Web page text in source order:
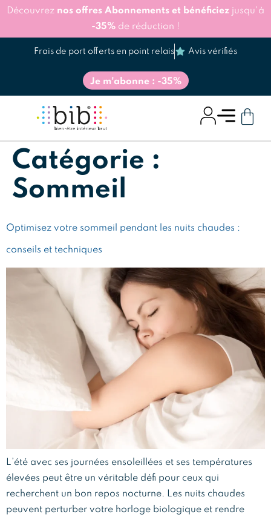
Découvrez nos offres Abonnements et bénéficiez jusqu'à
-35% de réduction !
Frais de port offerts en point relais Avis vérifiés
Je m'abonne : -35%
Catégorie :
Sommeil
Optimisez votre sommeil pendant les nuits chaudes :
conseils et techniques
L’été avec ses journées ensoleillées et ses températures
élevées peut être un véritable défi pour ceux qui
recherchent un bon repos nocturne. Les nuits chaudes
peuvent perturber votre horloge biologique et rendre